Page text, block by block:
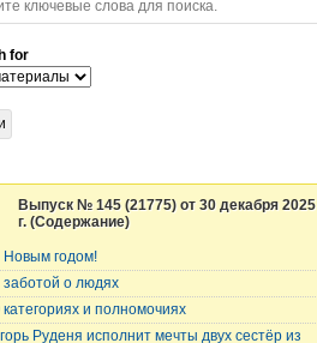
for
Выпуск № 145 (21775) от 30 декабря 2025
г. (Содержание)
годом!
о людях
и полномочиях
Руденя исполнит мечты двух сестёр из